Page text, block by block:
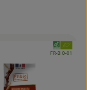
,
, Autorité de
FR-BIO-01
le produit aux favoris